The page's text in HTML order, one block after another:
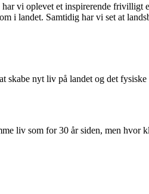
vi oplevet et inspirerende
i landet. Samtidig har vi set at
skabe nyt liv på landet og det
liv som for 30 år siden, men